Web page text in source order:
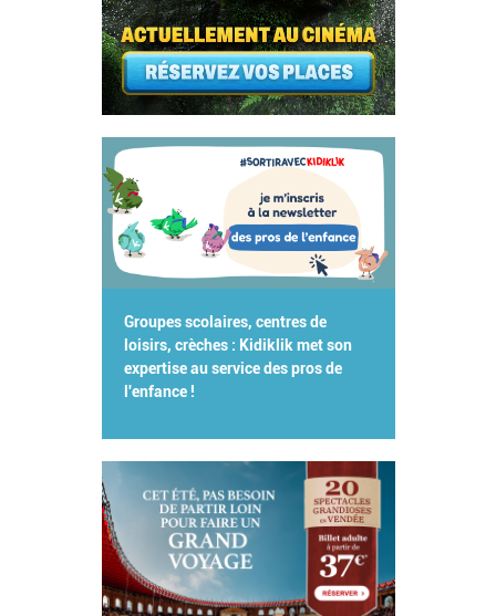
Groupes scolaires, centres de
loisirs, crèches : Kidiklik met son
expertise au service des pros de
l'enfance !